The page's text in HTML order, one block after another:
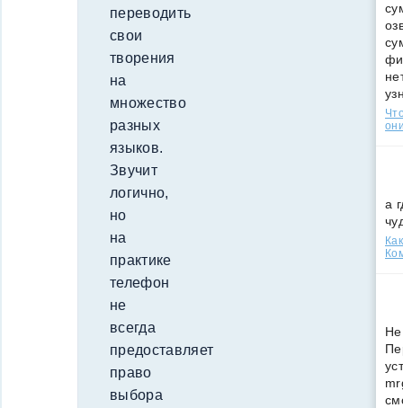
переводить
свои
творения
на
множество
разных
языков.
Звучит
логично,
но
на
практике
телефон
не
всегда
предоставляет
право
выбора
а
Не